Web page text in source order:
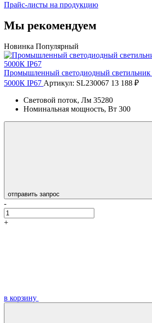
Прайс-листы на продукцию
Мы рекомендуем
Новинка Популярный
Промышленный светодиодный
5000К IP67 Артикул: SL230067 13 188 ₽
Световой поток, Лм 35280
Номинальная мощность, Вт 300
отправить запрос
-
+
в корзину